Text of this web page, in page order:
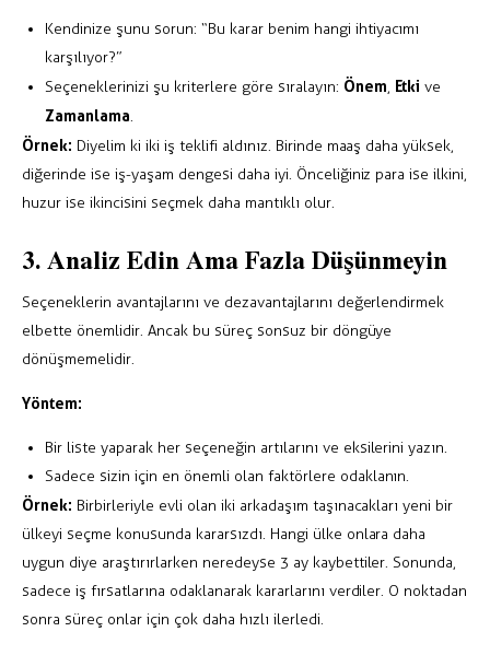
Kendinize şunu sorun: “Bu karar benim hangi ihtiyacımı
karşılıyor?”
Seçeneklerinizi şu kriterlere göre sıralayın: Önem, Etki ve
Zamanlama.
Örnek: Diyelim ki iki iş teklifi aldınız. Birinde maaş daha yüksek,
diğerinde ise iş-yaşam dengesi daha iyi. Önceliğiniz para ise ilkini,
huzur ise ikincisini seçmek daha mantıklı olur.
3. Analiz Edin Ama Fazla Düşünmeyin
Seçeneklerin avantajlarını ve dezavantajlarını değerlendirmek
elbette önemlidir. Ancak bu süreç sonsuz bir döngüye
dönüşmemelidir.
Yöntem:
Bir liste yaparak her seçeneğin artılarını ve eksilerini yazın.
Sadece sizin için en önemli olan faktörlere odaklanın.
Örnek: Birbirleriyle evli olan iki arkadaşım taşınacakları yeni bir
ülkeyi seçme konusunda kararsızdı. Hangi ülke onlara daha
uygun diye araştırırlarken neredeyse 3 ay kaybettiler. Sonunda,
sadece iş fırsatlarına odaklanarak kararlarını verdiler. O noktadan
sonra süreç onlar için çok daha hızlı ilerledi.